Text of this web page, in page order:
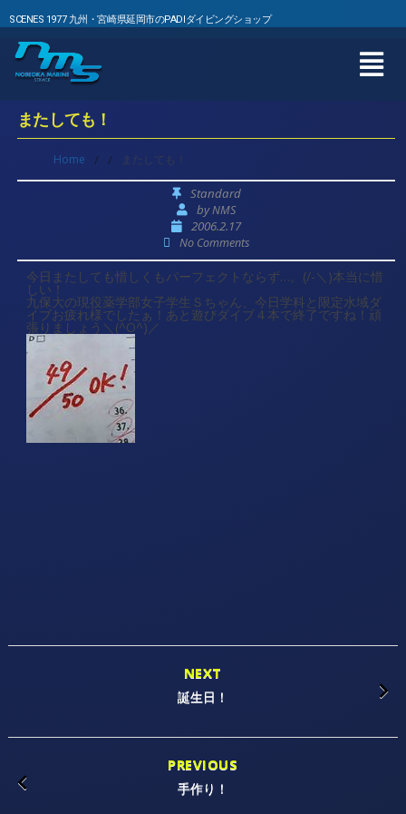
SCENES 1977 九州・宮崎県延岡市のPADIダイビングショップ
またしても！
Home / / またしても！
Standard
byNMS
2006.2.17
No Comments
今日またしても惜しくもパーフェクトならず…。(/-＼)本当に惜
しい！
九保大の現役薬学部女子学生Ｓちゃん、今日学科と限定水域ダ
イブお疲れ様でしたぁ！あと遊びダイブ４本で終了ですね！頑
張りましょう＼(^O^)／
NEXT
誕生日！
PREVIOUS
手作り！